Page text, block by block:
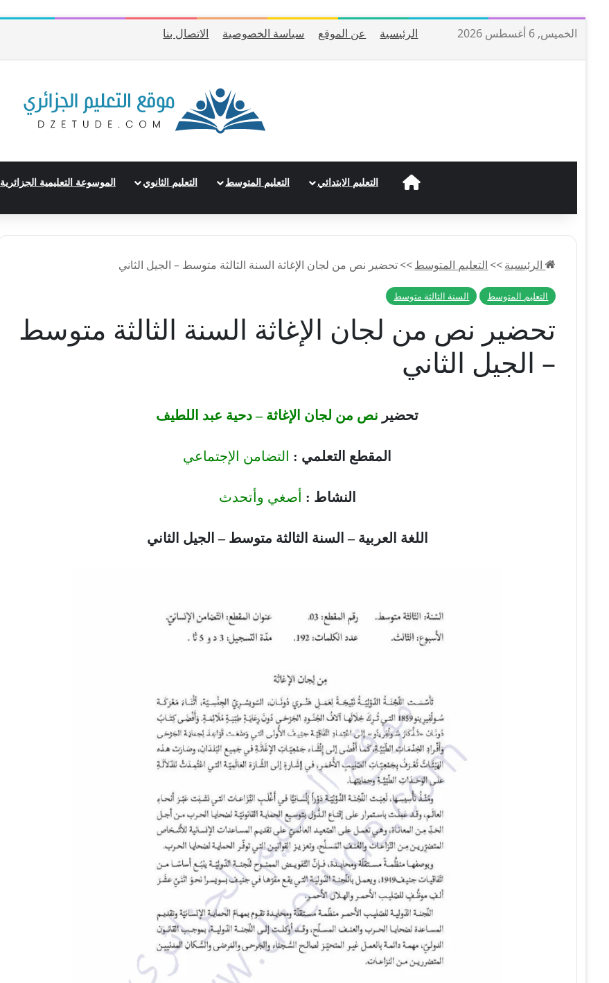
الخميس, 6 أغسطس 2026 الرئيسية عن الموقع سياسة الخصوصية الاتصال بنا
الرئيسيةالتعليم الابتدائي التعليم المتوسط التعليم الثانوي الموسوعة التعليمية الجزائرية
الرئيسية>> التعليم المتوسط>>تحضير نص من لجان الإغاثة السنة الثالثة متوسط – الجيل الثاني
التعليم المتوسط السنة الثالثة متوسط
تحضير نص من لجان الإغاثة السنة الثالثة متوسط
– الجيل الثاني
تحضير نص من لجان الإغاثة – دحية عبد اللطيف
المقطع التعلمي : التضامن الإجتماعي
النشاط : أصغي وأتحدث
اللغة العربية – السنة الثالثة متوسط – الجيل الثاني